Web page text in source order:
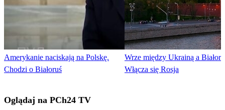
Amerykanie naciskają na Polskę.
Chodzi o Białoruś
Wrze między Ukrainą a
Włącza się Rosja
Oglądaj na PCh24 TV